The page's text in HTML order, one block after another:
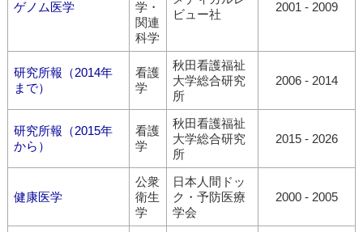
ゲノム医学
学・
関連
科学
ビュー社
2001 - 2009
研究所報（2014年
まで）
看護
学
秋田看護福祉
大学総合研究
所
2006 - 2014
研究所報（2015年
から）
看護
学
秋田看護福祉
大学総合研究
所
2015 - 2026
健康医学
公衆
衛生
学
日本人間ドッ
ク・予防医療
学会
2000 - 2005